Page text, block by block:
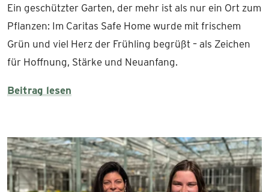
Ein geschützter Garten, der mehr ist als nur ein Ort zum
Pflanzen: Im Caritas Safe Home wurde mit frischem
Grün und viel Herz der Frühling begrüßt – als Zeichen
für Hoffnung, Stärke und Neuanfang.
Beitrag lesen